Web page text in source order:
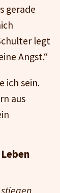
gerade
legt
Angst.“
ich sein.
aus